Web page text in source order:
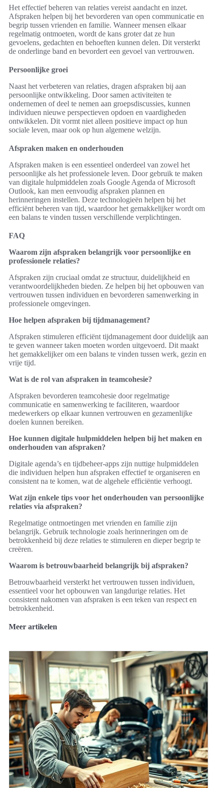
Het effectief beheren van relaties vereist aandacht en inzet.
Afspraken helpen bij het bevorderen van open communicatie en
begrip tussen vrienden en familie. Wanneer mensen elkaar
regelmatig ontmoeten, wordt de kans groter dat ze hun
gevoelens, gedachten en behoeften kunnen delen. Dit versterkt
de onderlinge band en bevordert een gevoel van vertrouwen.
Persoonlijke groei
Naast het verbeteren van relaties, dragen afspraken bij aan
persoonlijke ontwikkeling. Door samen activiteiten te
ondernemen of deel te nemen aan groepsdiscussies, kunnen
individuen nieuwe perspectieven opdoen en vaardigheden
ontwikkelen. Dit vormt niet alleen positieve impact op hun
sociale leven, maar ook op hun algemene welzijn.
Afspraken maken en onderhouden
Afspraken maken is een essentieel onderdeel van zowel het
persoonlijke als het professionele leven. Door gebruik te maken
van digitale hulpmiddelen zoals Google Agenda of Microsoft
Outlook, kan men eenvoudig afspraken plannen en
herinneringen instellen. Deze technologieën helpen bij het
efficiënt beheren van tijd, waardoor het gemakkelijker wordt om
een balans te vinden tussen verschillende verplichtingen.
FAQ
Waarom zijn afspraken belangrijk voor persoonlijke en
professionele relaties?
Afspraken zijn cruciaal omdat ze structuur, duidelijkheid en
verantwoordelijkheden bieden. Ze helpen bij het opbouwen van
vertrouwen tussen individuen en bevorderen samenwerking in
professionele omgevingen.
Hoe helpen afspraken bij tijdmanagement?
Afspraken stimuleren efficiënt tijdmanagement door duidelijk aan
te geven wanneer taken moeten worden uitgevoerd. Dit maakt
het gemakkelijker om een balans te vinden tussen werk, gezin en
vrije tijd.
Wat is de rol van afspraken in teamcohesie?
Afspraken bevorderen teamcohesie door regelmatige
communicatie en samenwerking te faciliteren, waardoor
medewerkers op elkaar kunnen vertrouwen en gezamenlijke
doelen kunnen bereiken.
Hoe kunnen digitale hulpmiddelen helpen bij het maken en
onderhouden van afspraken?
Digitale agenda’s en tijdbeheer-apps zijn nuttige hulpmiddelen
die individuen helpen hun afspraken effectief te organiseren en
consistent na te komen, wat de algehele efficiëntie verhoogt.
Wat zijn enkele tips voor het onderhouden van persoonlijke
relaties via afspraken?
Regelmatige ontmoetingen met vrienden en familie zijn
belangrijk. Gebruik technologie zoals herinneringen om de
betrokkenheid bij deze relaties te stimuleren en dieper begrip te
creëren.
Waarom is betrouwbaarheid belangrijk bij afspraken?
Betrouwbaarheid versterkt het vertrouwen tussen individuen,
essentieel voor het opbouwen van langdurige relaties. Het
consistent nakomen van afspraken is een teken van respect en
betrokkenheid.
Meer artikelen